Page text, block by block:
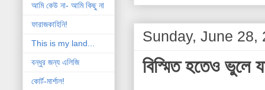
Sunday, June 28,
বিস্মিত হতেও ভুলে
আমি কেউ না- আমি কিছু না
ফারাজকাহিনি!
This is my land...
বন্ধুর জন্য এলিজি
কোর্ট-মার্শাল!